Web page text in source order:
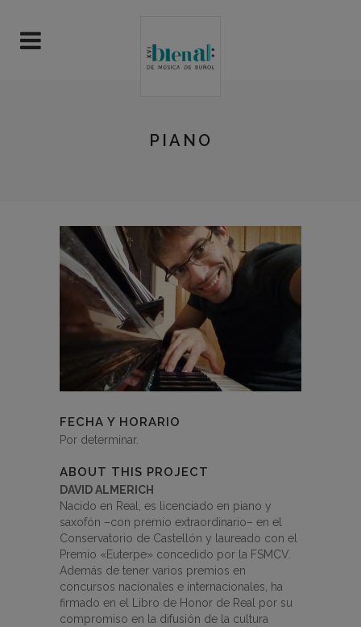
PIANO
FECHA Y HORARIO
Por determinar.
ABOUT THIS PROJECT
DAVID ALMERICH
Nacido en Real, es licenciado en piano y
saxofón –con premio extraordinario– en el
Conservatorio de Castellón y laureado con el
Premio «Euterpe» concedido por la FSMCV.
Además de tener varios premios en
concursos nacionales e internacionales, ha
firmado en el Libro de Honor de Real por su
compromiso en la difusión de la cultura